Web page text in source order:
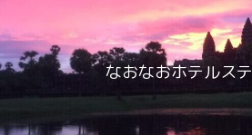
なおなおホテルス